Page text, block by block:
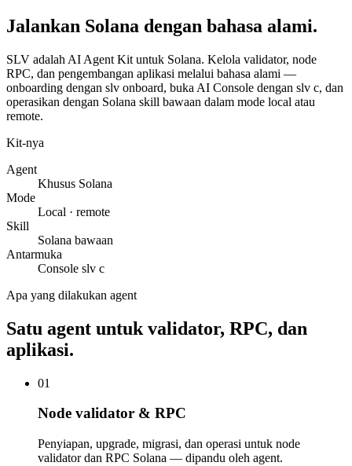
Jalankan Solana dengan bahasa alami.
SLV adalah AI Agent Kit untuk Solana. Kelola validator, node
RPC, dan pengembangan aplikasi melalui bahasa alami —
onboarding dengan slv onboard, buka AI Console dengan slv c, dan
operasikan dengan Solana skill bawaan dalam mode local atau
remote.
Kit-nya
Agent
Khusus Solana
Mode
Local · remote
Skill
Solana bawaan
Antarmuka
Console slv c
Apa yang dilakukan agent
Satu agent untuk validator, RPC, dan
aplikasi.
01
Node validator & RPC
Penyiapan, upgrade, migrasi, dan operasi untuk node
validator dan RPC Solana — dipandu oleh agent.